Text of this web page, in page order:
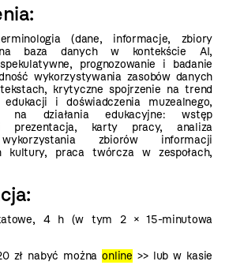
(dane, informacje, zbiory
baza danych w kontekście AI,
prognozowanie i badanie
wykorzystywania zasobów danych
krytyczne spojrzenie na trend
edukacji i doświadczenia muzealnego,
na działania edukacyjne: wstęp
prezentacja, karty pracy, analiza
zbiorów informacji
kultury, praca twórcza w zespołach,
4 h (w tym 2 × 15-minutowa
zł nabyć możnaonline >>lub w kasie